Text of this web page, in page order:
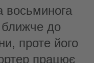
восьминога
ближче до
проте його
працює